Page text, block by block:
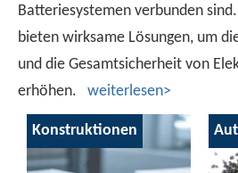
Batteriesystemen verbunden
bieten wirksame Lösungen, um
und die Gesamtsicherheit von
erhöhen. weiterlesen>
Konstruktionen